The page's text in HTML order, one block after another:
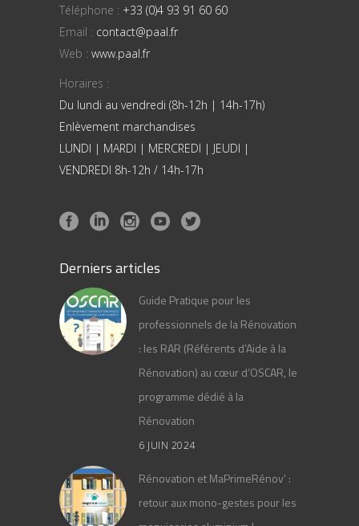
Téléphone : +33 (0)4 93 91 60 60
Email : contact@paal.fr
Web : www.paal.fr
Horaires :
Du lundi au vendredi (8h-12h | 14h-17h)
Enlèvement marchandises
LUNDI | MARDI | MERCREDI | JEUDI |
VENDREDI 8h-12h / 14h-17h
Derniers articles
Guide Pratique pour les
professionnels de la Rénovation
: les RAR (Référents d’Aide à la
Rénovation) au cœur d’OSCAR, le
programme dédié à la
Rénovation
6 JUIN 2024
Rénovation et MaPrimeRénov’ :
retour aux mono-gestes pour les